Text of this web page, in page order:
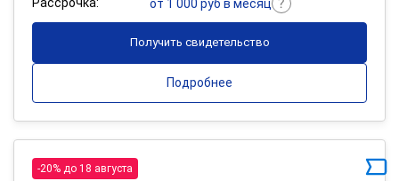
от 1 000 руб в месяц
Получить свидетельство
Подробнее
-20% до 18 августа